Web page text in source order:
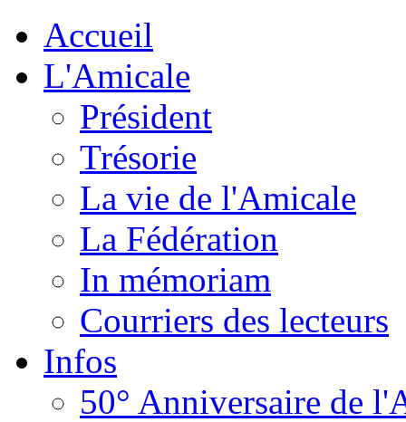
Accueil
L'Amicale
Président
Trésorie
La vie de l'Amicale
La Fédération
In mémoriam
Courriers des lecteurs
Infos
50° Anniversaire de